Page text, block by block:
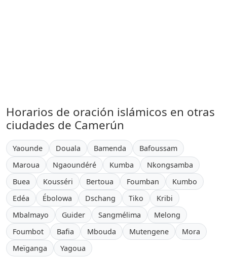
Horarios de oración islámicos en otras
ciudades de Camerún
Yaounde Douala Bamenda
Bafoussam
Maroua
Ngaoundéré Kumba
Nkongsamba
Buea
Kousséri Bertoua Foumban
Kumbo
Edéa
Ébolowa Dschang Tiko
Kribi
Mbalmayo
Guider Sangmélima
Melong
Foumbot
Bafia Mbouda Mutengene
Mora
Meïganga
Yagoua